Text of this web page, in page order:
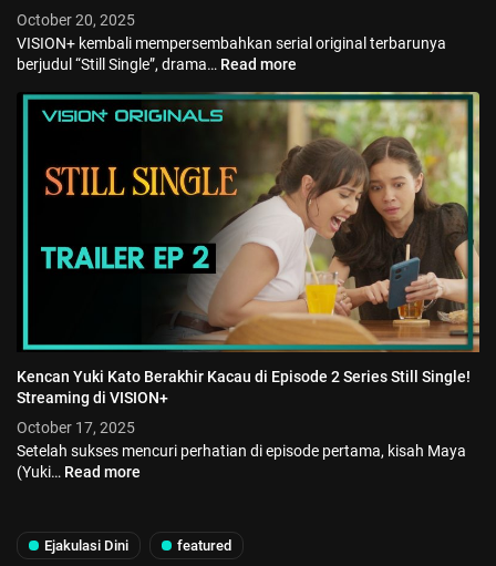
October 20, 2025
VISION+ kembali mempersembahkan serial original terbarunya
berjudul “Still Single”, drama… Read more
Kencan Yuki Kato Berakhir Kacau di Episode 2 Series Still Single!
Streaming di VISION+
October 17, 2025
Setelah sukses mencuri perhatian di episode pertama, kisah Maya
(Yuki… Read more
Ejakulasi Dini featured